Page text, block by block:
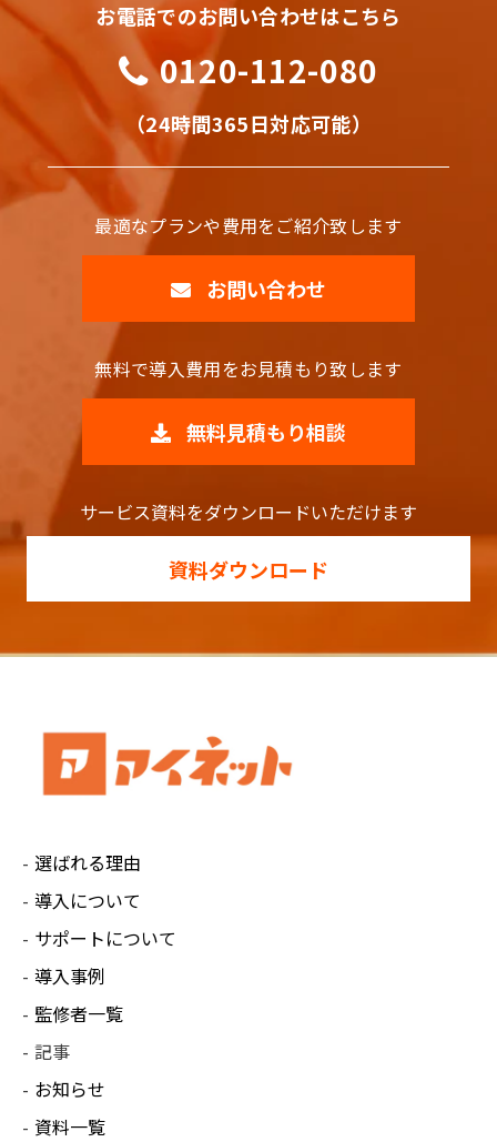
お電話でのお問い合わせはこちら
0120-112-080
（24時間365日対応可能）
最適なプランや費用をご紹介致します
お問い合わせ
無料で導入費用をお見積もり致します
無料見積もり相談
サービス資料をダウンロードいただけます
資料ダウンロード
選ばれる理由
導入について
サポートについて
導入事例
監修者一覧
記事
お知らせ
資料一覧